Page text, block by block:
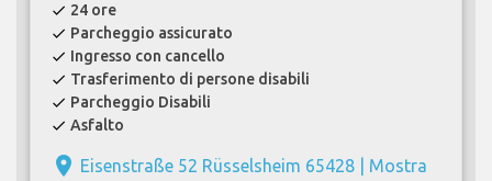
check 24 ore
check Parcheggio assicurato
check Ingresso con cancello
check Trasferimento di persone disabili
check Parcheggio Disabili
check Asfalto
place Eisenstraße 52 Rüsselsheim 65428 | Mostra